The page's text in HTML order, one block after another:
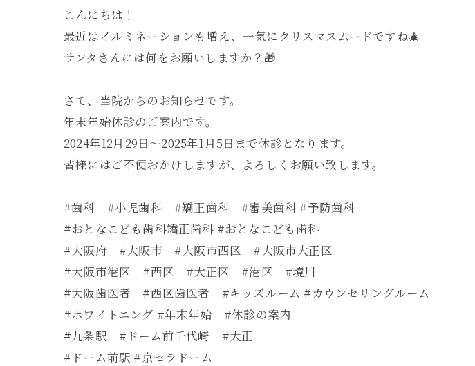
こんにちは！
最近はイルミネーションも増え、一気にクリスマスムードですね🎄
サンタさんには何をお願いしますか？🎁
さて、当院からのお知らせです。
年末年始休診のご案内です。
2024年12月29日〜2025年1月5日まで休診となります。
皆様にはご不便おかけしますが、よろしくお願い致します。
#歯科 #小児歯科 #矯正歯科 #審美歯科 #予防歯科
#おとなこども歯科矯正歯科 #おとなこども歯科
#大阪府 #大阪市 #大阪市西区 #大阪市大正区
#大阪市港区 #西区 #大正区 #港区 #境川
#大阪歯医者 #西区歯医者 #キッズルーム #カウンセリングルーム
#ホワイトニング #年末年始 #休診の案内
#九条駅 #ドーム前千代崎 #大正
#ドーム前駅 #京セラドーム